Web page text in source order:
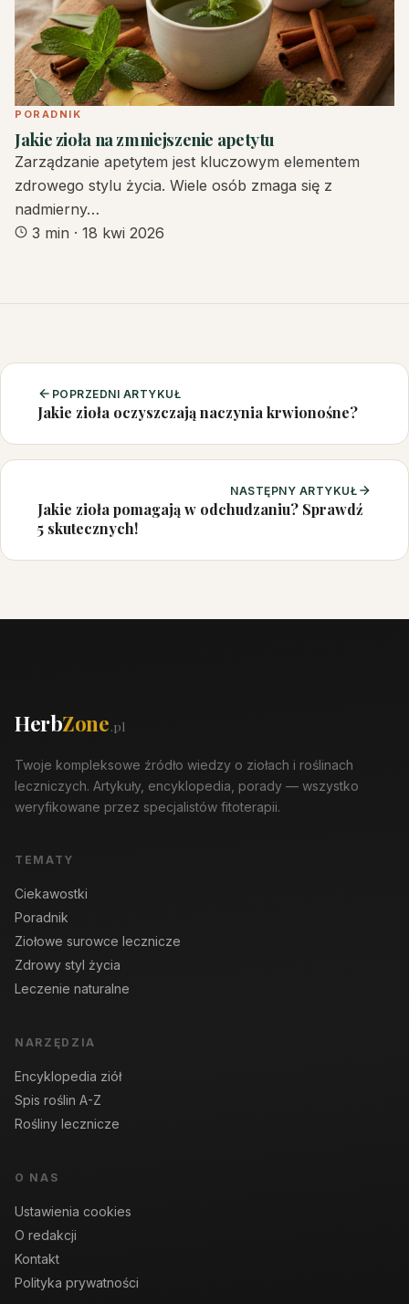
PORADNIK
Jakie zioła na zmniejszenie apetytu
Zarządzanie apetytem jest kluczowym elementem
zdrowego stylu życia. Wiele osób zmaga się z
nadmierny…
3 min · 18 kwi 2026
POPRZEDNI ARTYKUŁ
Jakie zioła oczyszczają naczynia krwionośne?
NASTĘPNY ARTYKUŁ
Jakie zioła pomagają w odchudzaniu? Sprawdź
5 skutecznych!
HerbZone.pl
Twoje kompleksowe źródło wiedzy o ziołach i roślinach
leczniczych. Artykuły, encyklopedia, porady — wszystko
weryfikowane przez specjalistów fitoterapii.
TEMATY
Ciekawostki
Poradnik
Ziołowe surowce lecznicze
Zdrowy styl życia
Leczenie naturalne
NARZĘDZIA
Encyklopedia ziół
Spis roślin A-Z
Rośliny lecznicze
O NAS
Ustawienia cookies
O redakcji
Kontakt
Polityka prywatności